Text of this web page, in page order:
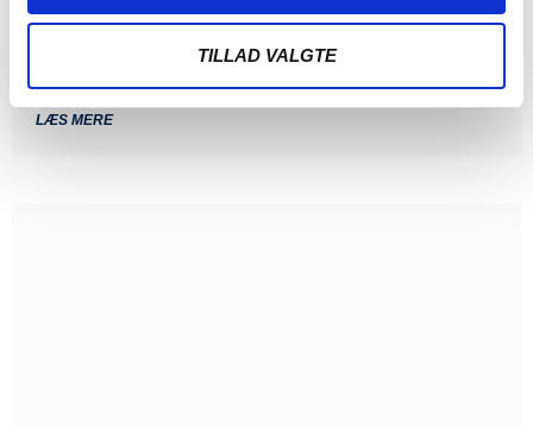
TILLAD VALGTE
Sønderjyske Fodbold udlejer Albert Rrahmani til 2.
divisionsklubben Nykøbing FC i hele 2026/2027-sæsonen.
LÆS MERE